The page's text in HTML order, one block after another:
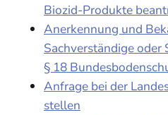
Biozid-Produkte
Anerkennung und
Sachverständige oder
§ 18
Anfrage bei der
stellen